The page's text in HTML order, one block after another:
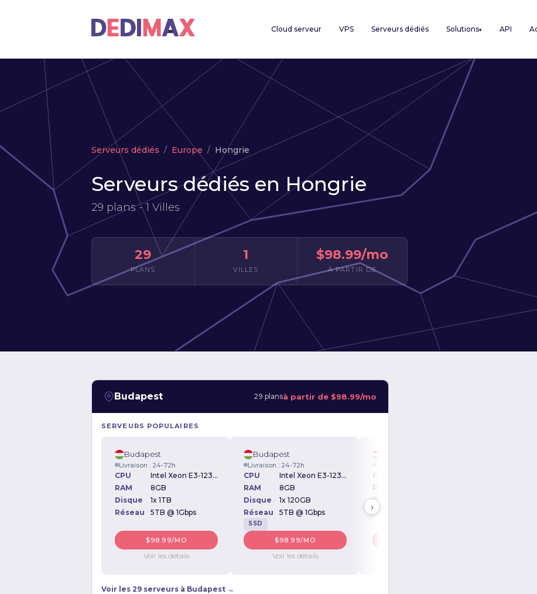
Cloud serveur VPS Serveurs dédiés Solutions▾ API
Serveurs dédiés Europe Hongrie
Serveurs dédiés en Hongrie
29 plans - 1 Villes
29
PLANS
1
VILLES
$98.99/mo
À PARTIR DE
Budapest 29 plansà partir de $98.99/mo
SERVEURS POPULAIRES
Budapest
Livraison : 24-72h
CPU
Intel Xeon E3-1230v2 3.30GHz
RAM
8GB
Disque
1x 1TB
Réseau
5TB @ 1Gbps
$98.99/MO
Voir les détails
Budapest
Livraison : 24-72h
CPU
Intel Xeon E3-1230v2 3.30GHz
RAM
8GB
Disque
1x 120GB
Réseau
5TB @ 1Gbps
SSD
$98.99/MO
Voir les détails
CPU
RAM
Disque
Réseau
›
Voir les 29 serveurs à Budapest →